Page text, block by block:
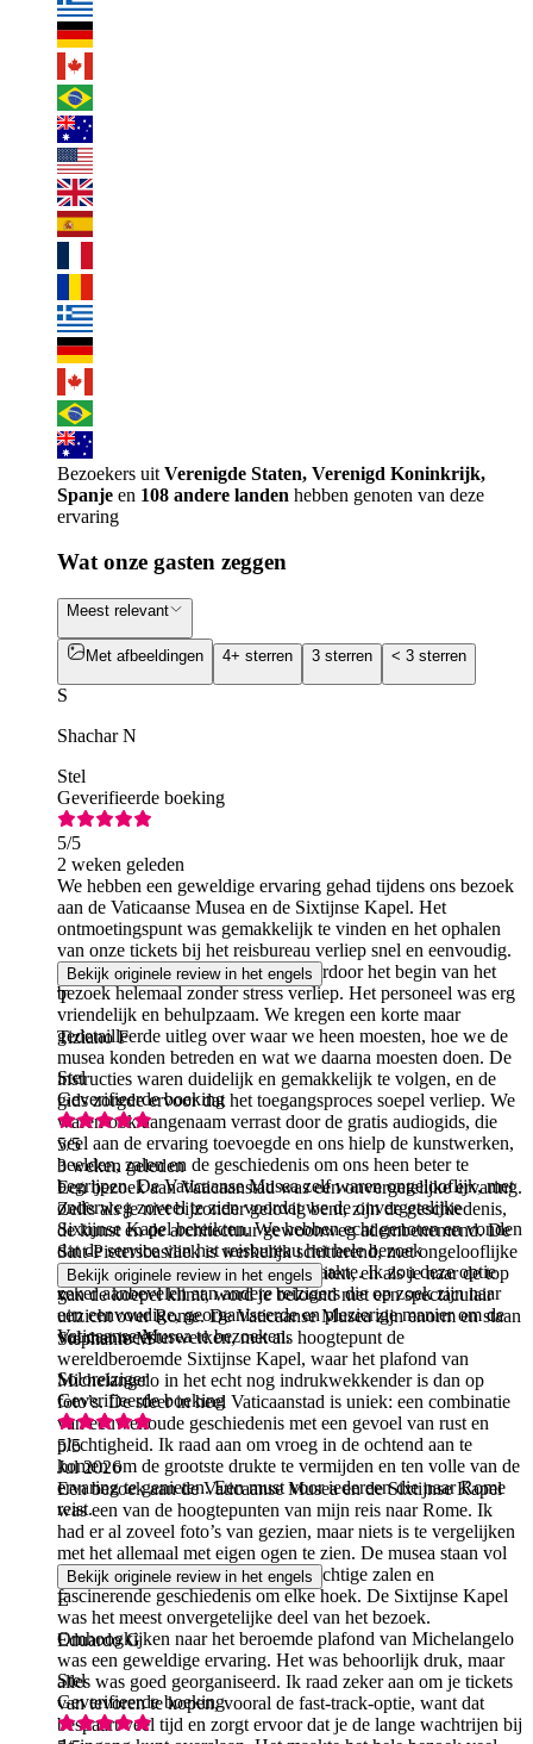
Bezoekers uit Verenigde Staten, Verenigd Koninkrijk,
Spanje en 108 andere landen hebben genoten van deze
ervaring
Wat onze gasten zeggen
Meest relevant
Met afbeeldingen 4+ sterren 3 sterren < 3 sterren
S
Shachar N
Stel
Geverifieerde boeking
5/5
2 weken geleden
We hebben een geweldige ervaring gehad tijdens ons bezoek
aan de Vaticaanse Musea en de Sixtijnse Kapel. Het
ontmoetingspunt was gemakkelijk te vinden en het ophalen
van onze tickets bij het reisbureau verliep snel en eenvoudig.
Alles was goed georganiseerd, waardoor het begin van het
bezoek helemaal zonder stress verliep. Het personeel was erg
vriendelijk en behulpzaam. We kregen een korte maar
gedetailleerde uitleg over waar we heen moesten, hoe we de
musea konden betreden en wat we daarna moesten doen. De
instructies waren duidelijk en gemakkelijk te volgen, en de
gids zorgde ervoor dat het toegangsproces soepel verliep. We
waren ook aangenaam verrast door de gratis audiogids, die
veel aan de ervaring toevoegde en ons hielp de kunstwerken,
beelden, zalen en de geschiedenis om ons heen beter te
begrijpen. De Vaticaanse Musea zelf waren ongelooflijk, met
onderweg zoveel te zien voordat we de onvergetelijke
Sixtijnse Kapel bereikten. We hebben echt genoten en vonden
dat de service van het reisbureau het hele bezoek
gemakkelijker en ontspannender maakte. Ik zou deze optie
zeker aanbevelen aan andere reizigers die op zoek zijn naar
een eenvoudige, georganiseerde en plezierige manier om de
Vaticaanse Musea te bezoeken.
Bekijk originele review in het engels
T
Tiziano F
Stel
Geverifieerde boeking
5/5
3 weken geleden
Een bezoek aan Vaticaanstad was een onvergetelijke ervaring.
Zelfs als je niet bijzonder gelovig bent, zijn de geschiedenis,
de kunst en de architectuur gewoonweg adembenemend. De
Sint-Pietersbasiliek is werkelijk schitterend, met ongelooflijke
details zowel van binnen als van buiten, en als je naar de top
van de koepel klimt, word je beloond met een spectaculair
uitzicht over Rome. De Vaticaanse Musea zijn enorm en staan
vol met meesterwerken, met als hoogtepunt de
wereldberoemde Sixtijnse Kapel, waar het plafond van
Michelangelo in het echt nog indrukwekkender is dan op
foto’s. De sfeer in heel Vaticaanstad is uniek: een combinatie
van eeuwenoude geschiedenis met een gevoel van rust en
plechtigheid. Ik raad aan om vroeg in de ochtend aan te
komen om de grootste drukte te vermijden en ten volle van de
ervaring te genieten. Een must voor iedereen die naar Rome
reist.
Bekijk originele review in het engels
S
Stephanie M
Soloreiziger
Geverifieerde boeking
5/5
Jul 2026
Een bezoek aan de Vaticaanse Musea en de Sixtijnse Kapel
was een van de hoogtepunten van mijn reis naar Rome. Ik
had er al zoveel foto’s van gezien, maar niets is te vergelijken
met het allemaal met eigen ogen te zien. De musea staan vol
met ongelooflijke kunstwerken, prachtige zalen en
fascinerende geschiedenis om elke hoek. De Sixtijnse Kapel
was het meest onvergetelijke deel van het bezoek.
Omhoogkijken naar het beroemde plafond van Michelangelo
was een geweldige ervaring. Het was behoorlijk druk, maar
alles was goed georganiseerd. Ik raad zeker aan om je tickets
van tevoren te kopen, vooral de fast-track-optie, want dat
bespaart veel tijd en zorgt ervoor dat je de lange wachtrijen bij
Bekijk originele review in het engels
E
Eduardo G
Stel
Geverifieerde boeking